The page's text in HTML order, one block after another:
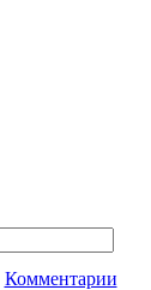
Комментарии